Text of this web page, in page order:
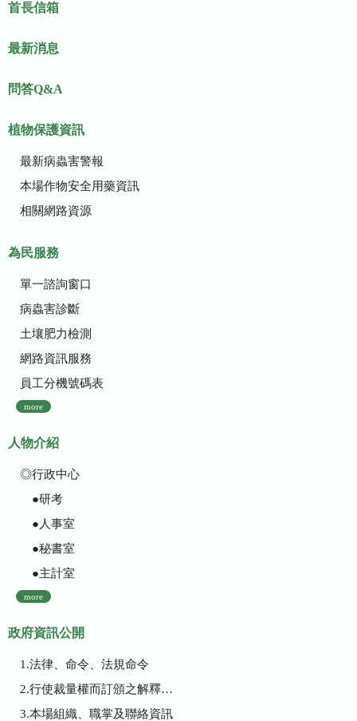
首長信箱
最新消息
問答Q&A
植物保護資訊
最新病蟲害警報
本場作物安全用藥資訊
相關網路資源
為民服務
單一諮詢窗口
病蟲害診斷
土壤肥力檢測
網路資訊服務
員工分機號碼表
more
人物介紹
◎行政中心
●研考
●人事室
●秘書室
●主計室
more
政府資訊公開
1.法律、命令、法規命令
2.行使裁量權而訂頒之解釋性規定及裁量基準
3.本場組織、職掌及聯絡資訊